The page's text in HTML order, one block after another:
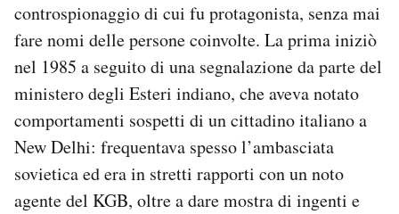
controspionaggio di cui fu protagonista, senza mai
fare nomi delle persone coinvolte. La prima iniziò
nel 1985 a seguito di una segnalazione da parte del
ministero degli Esteri indiano, che aveva notato
comportamenti sospetti di un cittadino italiano a
New Delhi: frequentava spesso l’ambasciata
sovietica ed era in stretti rapporti con un noto
agente del KGB, oltre a dare mostra di ingenti e